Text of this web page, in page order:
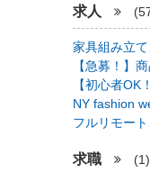
求人
家具組み立
【急募！】
【初心者OK
NY fashion
フルリモー
求職 (1)